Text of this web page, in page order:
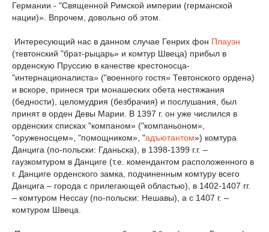
Германии - "Священной Римской империи (германской
нации)». Впрочем, довольно об этом.
Интересующий нас в данном случае Генрих фон Плауэн
(тевтонский "брат-рыцарь» и комтур Швеца) прибыл в
орденскую Пруссию в качестве крестоносца-
"интернационалиста» ("военного гостя» Тевтонского ордена)
и вскоре, принеся три монашеских обета нестяжания
(бедности), целомудрия (безбрачия) и послушания, был
принят в орден Девы Марии. В 1397 г. он уже числился в
орденских списках "компаном» ("компаньоном»,
"оруженосцем», "помощником», "адъютантом») комтура
Данцига (по-польски: Гданьска), в 1398-1399 г.г. –
гаузкомтуром в Данциге (т.е. комендантом расположенного в
г. Данциге орденского замка, подчиненным комтуру всего
Данцига – города с прилегающей областью), в 1402-1407 гг.
– комтуром Нессау (по-польски: Нешавы), а с 1407 г. –
комтуром Швеца.